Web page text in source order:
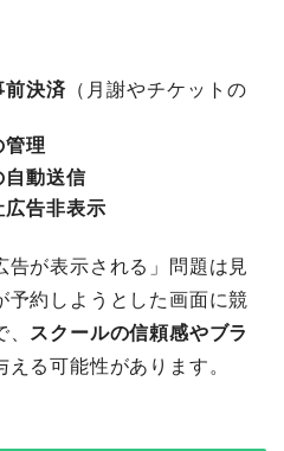
前決済 （月謝やチケットの
管理
自動送信
告非表示
告が表示される」問題は見
予約しようとした画面に競
スクールの信頼感やブラ
える可能性があります。